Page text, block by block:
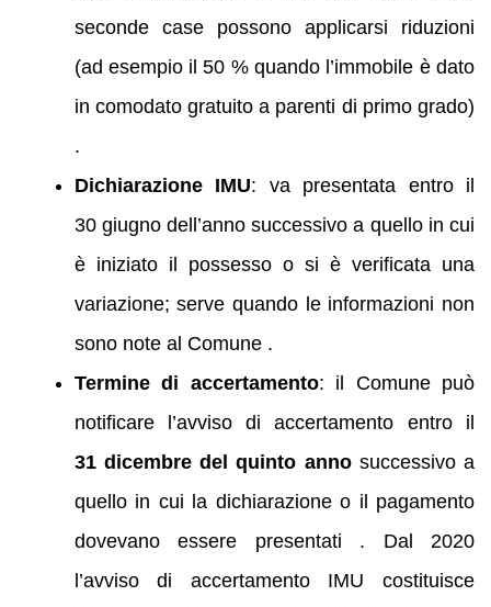
seconde case possono applicarsi riduzioni
(ad esempio il 50 % quando l’immobile è dato
in comodato gratuito a parenti di primo grado)
.
Dichiarazione IMU: va presentata entro il
30 giugno dell’anno successivo a quello in cui
è iniziato il possesso o si è verificata una
variazione; serve quando le informazioni non
sono note al Comune .
Termine di accertamento: il Comune può
notificare l’avviso di accertamento entro il
31 dicembre del quinto annosuccessivo a
quello in cui la dichiarazione o il pagamento
dovevano essere presentati . Dal 2020
l’avviso di accertamento IMU costituisce